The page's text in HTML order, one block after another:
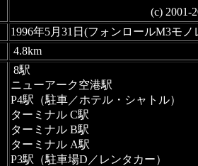
(c) 2001-
1996年5月31日 (フォンロールM3モ
4.8km
8駅
ニューアーク空港駅
P4駅（駐車／ホテル・シャトル）
ターミナル C駅
ターミナル B駅
ターミナル A駅
P3駅（駐車場D／レンタカー）